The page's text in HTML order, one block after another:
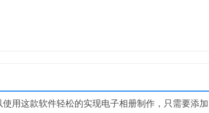
用这款软件轻松的实现电子相册制作，只需要添加